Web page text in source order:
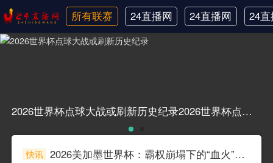
所有联赛
24直播网
日职联
24直播网
中甲
24
韩
2026世界杯点球大战或刷新历史纪录2026世界杯点球大战或刷新历史纪录
快讯
2026美加墨世界杯：霸权崩塌下的“血火”狂欢